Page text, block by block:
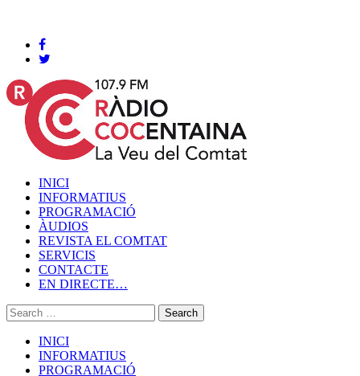
INICI
INFORMATIUS
PROGRAMACIÓ
ÀUDIOS
REVISTA EL COMTAT
SERVICIS
CONTACTE
EN DIRECTE…
INICI
INFORMATIUS
PROGRAMACIÓ